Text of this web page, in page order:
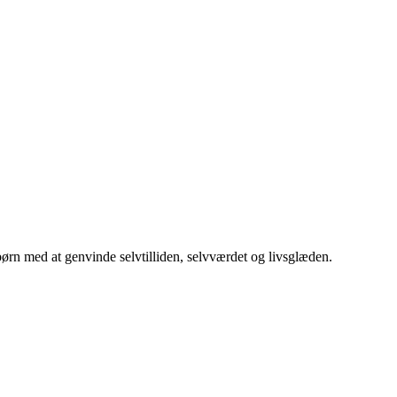
med at genvinde selvtilliden, selvværdet og livsglæden.